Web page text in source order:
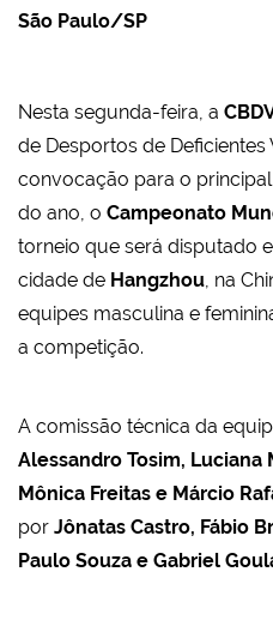
São Paulo/SP
Nesta segunda-feira, a
de Desportos de Deficientes
convocação para o
do ano, o Campeonato
torneio que será disputado
cidade de Hangzhou , na
equipes masculina e
a competição.
A comissão técnica da
Alessandro Tosim, Luciana
Mônica Freitas e Márcio
por Jônatas Castro, Fábio
Paulo Souza e Gabriel